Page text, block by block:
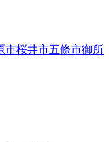
市桜井市五條市御所